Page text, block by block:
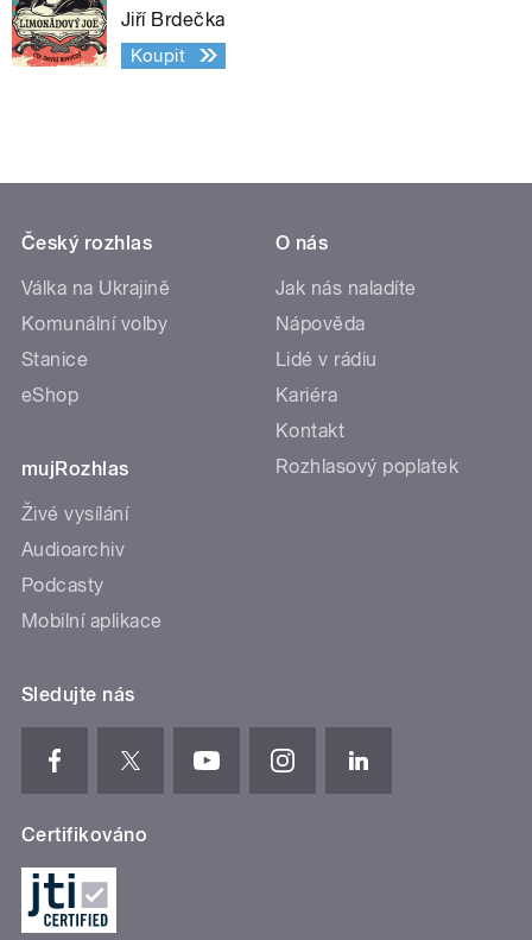
Jiří Brdečka
Koupit
Český rozhlas
Válka na Ukrajině
Komunální volby
Stanice
eShop
mujRozhlas
Živé vysílání
Audioarchiv
Podcasty
Mobilní aplikace
O nás
Jak nás naladíte
Nápověda
Lidé v rádiu
Kariéra
Kontakt
Rozhlasový poplatek
Sledujte nás
Certifikováno